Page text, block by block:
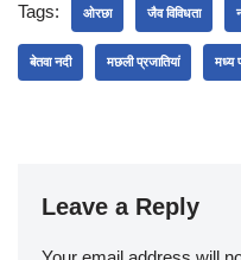
Tags: ओरछा जैव विविधता
बेतवा नदी मछली प्रजातियां मध्य
Leave a Reply